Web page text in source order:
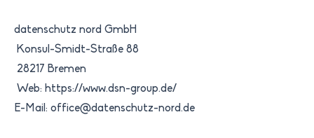
datenschutz nord GmbH
Konsul-Smidt-Straße 88
28217 Bremen
Web: https://www.dsn-group.de/
E-Mail: office@datenschutz-nord.de